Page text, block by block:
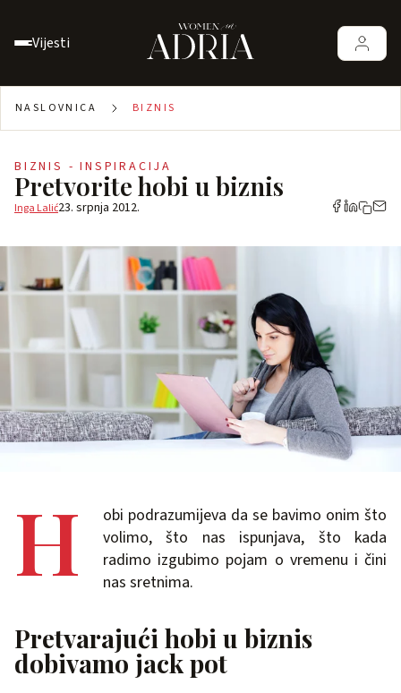
Vijesti
NASLOVNICA BIZNIS
BIZNIS - INSPIRACIJA
Pretvorite hobi u biznis
Inga Lalić23. srpnja 2012.
H
obi podrazumijeva da se bavimo onim što
volimo, što nas ispunjava, što kada
radimo izgubimo pojam o vremenu i čini
nas sretnima.
Pretvarajući hobi u biznis
dobivamo jack pot